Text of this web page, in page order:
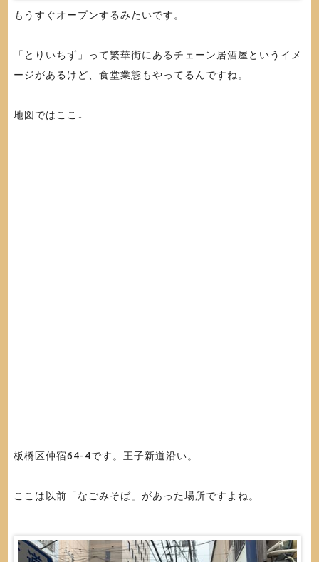
もうすぐオープンするみたいです。
「とりいちず」って繁華街にあるチェーン居酒屋というイメ
ージがあるけど、食堂業態もやってるんですね。
地図ではここ↓
板橋区仲宿64-4です。王子新道沿い。
ここは以前「なごみそば」があった場所ですよね。